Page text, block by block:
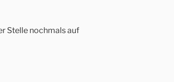
Stelle nochmals auf